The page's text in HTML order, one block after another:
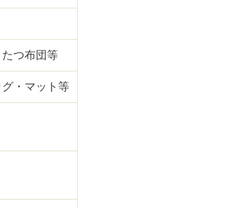
つ布団等
・マット等